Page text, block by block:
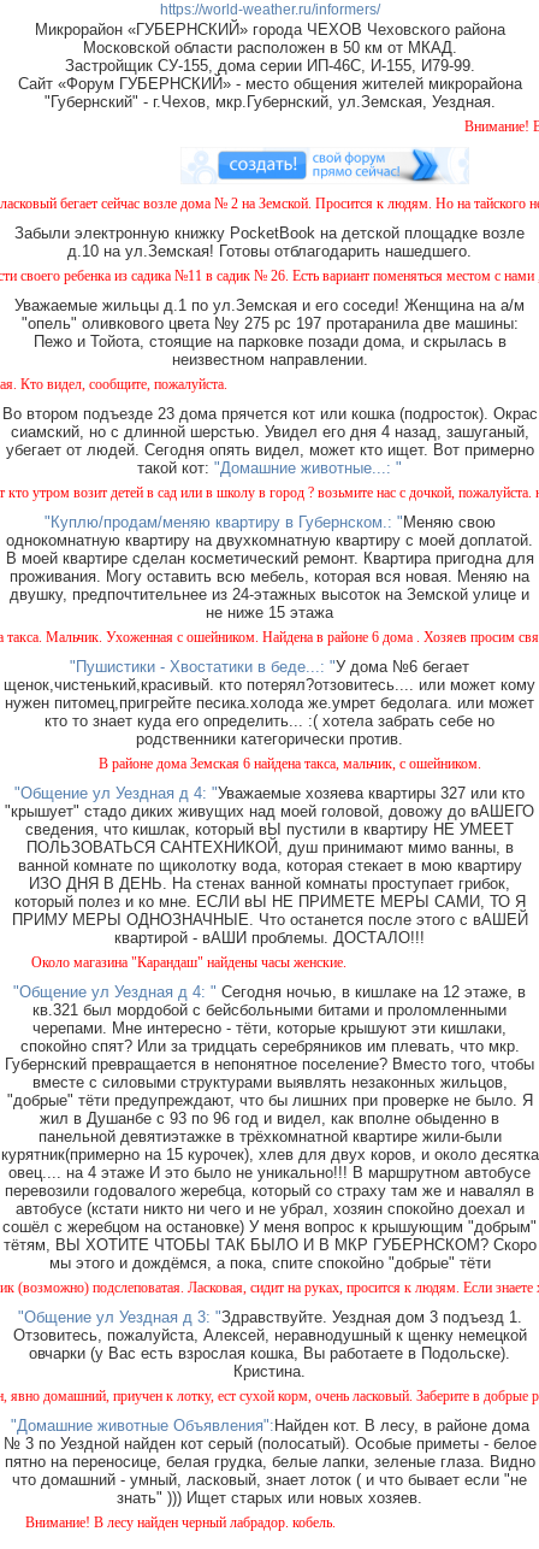
https://world-weather.ru/informers/
Микрорайон «ГУБЕРНСКИЙ» города ЧЕХОВ Чеховского района
Московской области расположен в 50 км от МКАД.
Застройщик СУ-155, дома серии ИП-46С, И-155, И79-99.
Сайт «Форум ГУБЕРНСКИЙ» - место общения жителей микрорайона
"Губернский" - г.Чехов, мкр.Губернский, ул.Земская, Уездная.
Внимание! В
бегает сейчас возле дома № 2 на Земской. Просится к людям. Но на тайского не
Забыли электронную книжку PocketBook на детской площадке возле
д.10 на ул.Земская! Готовы отблагодарить нашедшего.
ребенка из садика №11 в садик № 26. Есть вариант поменяться местом с нами , мы
Уважаемые жильцы д.1 по ул.Земская и его соседи! Женщина на а/м
"опель" оливкового цвета №у 275 рс 197 протаранила две машины:
Пежо и Тойота, стоящие на парковке позади дома, и скрылась в
неизвестном направлении.
сообщите, пожалуйста.
Во втором подъезде 23 дома прячется кот или кошка (подросток). Окрас
сиамский, но с длинной шерстью. Увидел его дня 4 назад, зашуганый,
убегает от людей. Сегодня опять видел, может кто ищет. Вот примерно
такой кот: "Домашние животные...: "
возит детей в сад или в школу в город ? возьмите нас с дочкой, пожалуйста. нам
"Куплю/продам/меняю квартиру в Губернском.: " Меняю свою
однокомнатную квартиру на двухкомнатную квартиру с моей доплатой.
В моей квартире сделан косметический ремонт. Квартира пригодна для
проживания. Могу оставить всю мебель, которая вся новая. Меняю на
двушку, предпочтительнее из 24-этажных высоток на Земской улице и
не ниже 15 этажа
Мальчик. Ухоженная с ошейником. Найдена в районе 6 дома . Хозяев просим связаться.
"Пушистики - Хвостатики в беде...: "У дома №6 бегает
щенок,чистенький,красивый. кто потерял?отзовитесь.... или может кому
нужен питомец,пригрейте песика.холода же.умрет бедолага. или может
кто то знает куда его определить... :( хотела забрать себе но
родственники категорически против.
В районе дома Земская 6 найдена такса, мальчик, с ошейником.
"Общение ул Уездная д 4: "Уважаемые хозяева квартиры 327 или кто
"крышует" стадо диких живущих над моей головой, довожу до вАШЕГО
сведения, что кишлак, который вЫ пустили в квартиру НЕ УМЕЕТ
ПОЛЬЗОВАТЬСЯ САНТЕХНИКОЙ, душ принимают мимо ванны, в
ванной комнате по щиколотку вода, которая стекает в мою квартиру
ИЗО ДНЯ В ДЕНЬ. На стенах ванной комнаты проступает грибок,
который полез и ко мне. ЕСЛИ вЫ НЕ ПРИМЕТЕ МЕРЫ САМИ, ТО Я
ПРИМУ МЕРЫ ОДНОЗНАЧНЫЕ. Что останется после этого с вАШЕЙ
квартирой - вАШИ проблемы. ДОСТАЛО!!!
"Карандаш" найдены часы женские.
"Общение ул Уездная д 4: " Сегодня ночью, в кишлаке на 12 этаже, в
кв.321 был мордобой с бейсбольными битами и проломленными
черепами. Мне интересно - тёти, которые крышуют эти кишлаки,
спокойно спят? Или за тридцать серебряников им плевать, что мкр.
Губернский превращается в непонятное поселение? Вместо того, чтобы
вместе с силовыми структурами выявлять незаконных жильцов,
"добрые" тёти предупреждают, что бы лишних при проверке не было. Я
жил в Душанбе с 93 по 96 год и видел, как вполне обыденно в
панельной девятиэтажке в трёхкомнатной квартире жили-были
курятник(примерно на 15 курочек), хлев для двух коров, и около десятка
овец.... на 4 этаже И это было не уникально!!! В маршрутном автобусе
перевозили годовалого жеребца, который со страху там же и навалял в
автобусе (кстати никто ни чего и не убрал, хозяин спокойно доехал и
сошёл с жеребцом на остановке) У меня вопрос к крышующим "добрым"
тётям, ВЫ ХОТИТЕ ЧТОБЫ ТАК БЫЛО И В МКР ГУБЕРНСКОМ? Скоро
мы этого и дождёмся, а пока, спите спокойно "добрые" тёти
Ласковая, сидит на руках, просится к людям. Если знаете хозяина -
"Общение ул Уездная д 3: "Здравствуйте. Уездная дом 3 подъезд 1.
Отзовитесь, пожалуйста, Алексей, неравнодушный к щенку немецкой
овчарки (у Вас есть взрослая кошка, Вы работаете в Подольске).
Кристина.
приучен к лотку, ест сухой корм, очень ласковый. Заберите в добрые руки или
"Домашние животные Объявления": Найден кот. В лесу, в районе дома
№ 3 по Уездной найден кот серый (полосатый). Особые приметы - белое
пятно на переносице, белая грудка, белые лапки, зеленые глаза. Видно
что домашний - умный, ласковый, знает лоток ( и что бывает если "не
знать" ))) Ищет старых или новых хозяев.
В лесу найден черный лабрадор. кобель.